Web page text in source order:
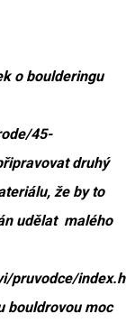
o boulderingu
45-
druhý
že by to
udělat malého
pruvodce/
bouldrovou moc